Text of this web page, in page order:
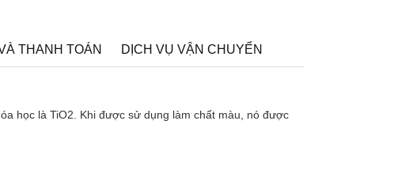
THANH TOÁN DỊCH VỤ VẬN CHUYỂN
học là TiO2. Khi được sử dụng làm chất màu, nó được